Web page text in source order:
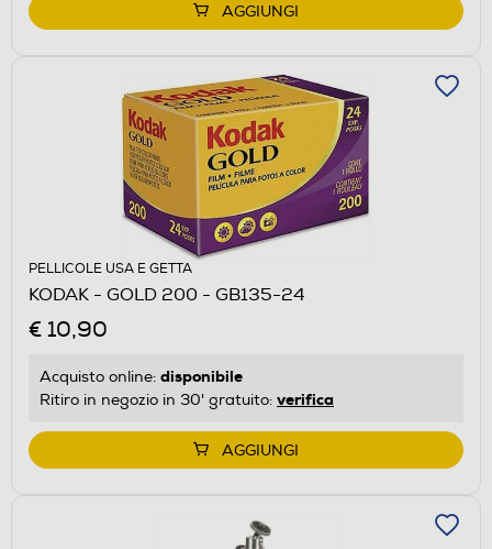
AGGIUNGI
PELLICOLE USA E GETTA
KODAK - GOLD 200 - GB135-24
€ 10,90
Acquisto online: disponibile
Ritiro in negozio in 30' gratuito: verifica
AGGIUNGI